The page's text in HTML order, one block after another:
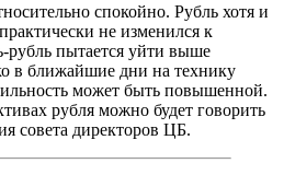
спокойно. Рубль хотя и
не изменился к
рубль пытается уйти выше
в ближайшие дни на технику
может быть повышенной.
рубля можно будет говорить
совета директоров ЦБ.